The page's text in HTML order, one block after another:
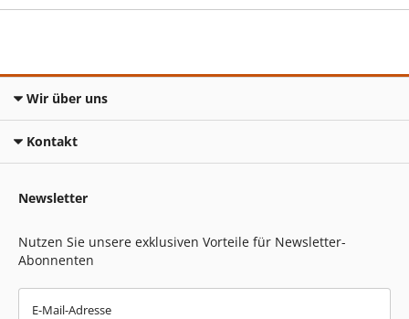
Wir über uns
Kontakt
Newsletter
Nutzen Sie unsere exklusiven Vorteile für Newsletter-
Abonnenten
E-Mail-Adresse